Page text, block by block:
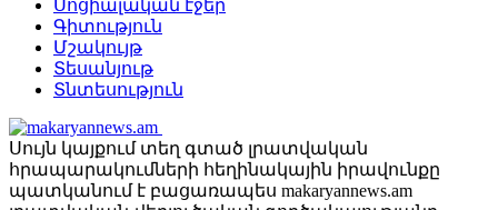
Սոցիալական էջեր
Գիտություն
Մշակույթ
Տեսանյութ
Տնտեսություն
Սույն կայքում տեղ գտած լրատվական
հրապարակումների հեղինակային իրավունքը
պատկանում է բացառապես makaryannews.am